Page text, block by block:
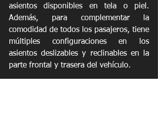
asientos disponibles en tela o piel.
Además, para complementar la
comodidad de todos los pasajeros, tiene
múltiples configuraciones en los
asientos deslizables y reclinables en la
parte frontal y trasera del vehículo.